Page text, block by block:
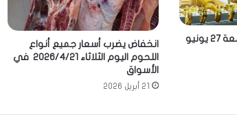
أسعار الذهب بمصر الجمعة 27 يونيو
انخفاض يضرب أسعار جميع أنواع
اللحوم اليوم الثلاثاء 2026/4/21 في
الأسواق
21 أبريل 2026